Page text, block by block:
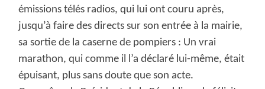
émissions télés radios, qui lui ont couru après,
jusqu’à faire des directs sur son entrée à la mairie,
sa sortie de la caserne de pompiers : Un vrai
marathon, qui comme il l’a déclaré lui-même, était
épuisant, plus sans doute que son acte.